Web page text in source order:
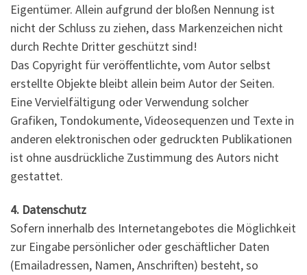
Eigentümer. Allein aufgrund der bloßen Nennung ist
nicht der Schluss zu ziehen, dass Markenzeichen nicht
durch Rechte Dritter geschützt sind!
Das Copyright für veröffentlichte, vom Autor selbst
erstellte Objekte bleibt allein beim Autor der Seiten.
Eine Vervielfältigung oder Verwendung solcher
Grafiken, Tondokumente, Videosequenzen und Texte in
anderen elektronischen oder gedruckten Publikationen
ist ohne ausdrückliche Zustimmung des Autors nicht
gestattet.
4. Datenschutz
Sofern innerhalb des Internetangebotes die Möglichkeit
zur Eingabe persönlicher oder geschäftlicher Daten
(Emailadressen, Namen, Anschriften) besteht, so